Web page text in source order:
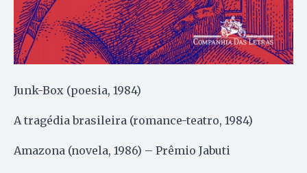
Junk-Box (poesia, 1984)
A tragédia brasileira (romance-teatro, 1984)
Amazona (novela, 1986) – Prêmio Jabuti